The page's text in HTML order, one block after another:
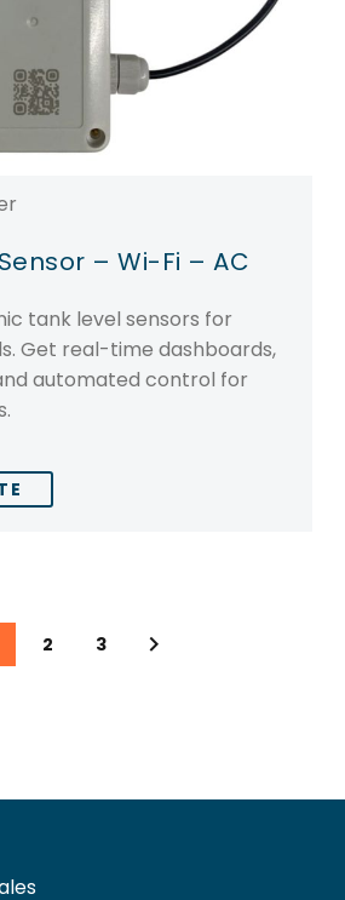
– Wi-Fi – AC
tank level sensors for
Get real-time dashboards,
automated control for
2 3